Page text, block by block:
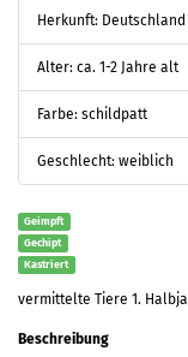
Herkunft: Deutschland
Alter: ca. 1-2 Jahre alt
Farbe: schildpatt
Geschlecht: weiblich
Geimpft
Gechipt
Kastriert
vermittelte Tiere 1.
Beschreibung